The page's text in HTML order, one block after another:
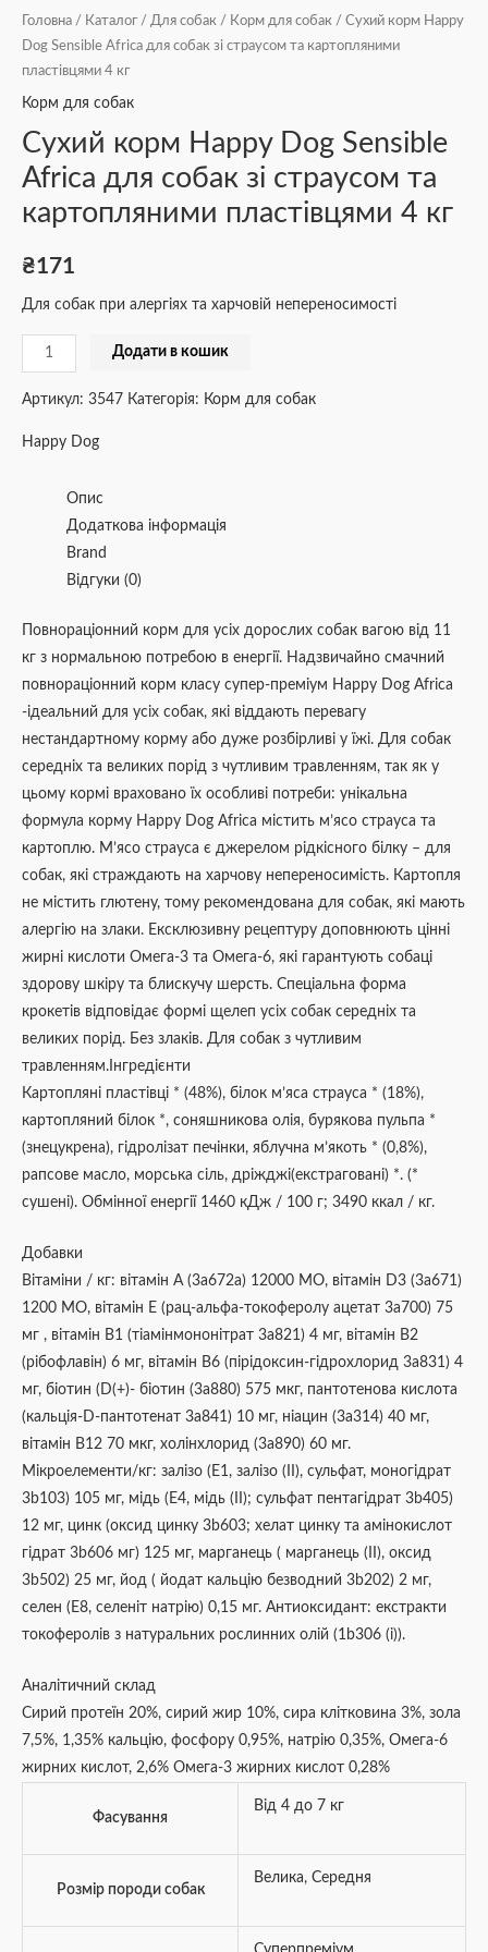
Головна / Каталог / Для собак / Корм для собак / Сухий корм Happy
Dog Sensible Africa для собак зі страусом та картопляними
пластівцями 4 кг
Корм для собак
Сухий корм Happy Dog Sensible
Africa для собак зі страусом та
картопляними пластівцями 4 кг
₴171
Для собак при алергіях та харчовій непереносимості
Додати в кошик
Артикул: 3547 Категорія: Корм для собак
Happy Dog
Опис
Додаткова інформація
Brand
Відгуки (0)
Повнораціонний корм для усіх дорослих собак вагою від 11
кг з нормальною потребою в енергії. Надзвичайно смачний
повнораціонний корм класу супер-преміум Happy Dog Africa
-ідеальний для усіх собак, які віддають перевагу
нестандартному корму або дуже розбірливі у їжі. Для собак
середніх та великих порід з чутливим травленням, так як у
цьому кормі враховано їх особливі потреби: унікальна
формула корму Happy Dog Africa містить м’ясо страуса та
картоплю. М’ясо страуса є джерелом рідкісного білку – для
собак, які страждають на харчову непереносимість. Картопля
не містить глютену, тому рекомендована для собак, які мають
алергію на злаки. Ексклюзивну рецептуру доповнюють цінні
жирні кислоти Омега-3 та Омега-6, які гарантують собаці
здорову шкіру та блискучу шерсть. Спеціальна форма
крокетів відповідає формі щелеп усіх собак середніх та
великих порід. Без злаків. Для собак з чутливим
травленням.Інгредієнти
Картопляні пластівці * (48%), білок м’яса страуса * (18%),
картопляний білок *, соняшникова олія, бурякова пульпа *
(знецукрена), гідролізат печінки, яблучна м’якоть * (0,8%),
рапсове масло, морська сіль, дріжджі(екстраговані) *. (*
сушені). Обмінної енергії 1460 кДж / 100 г; 3490 ккал / кг.
Добавки
Вітаміни / кг: вітамін A (3а672а) 12000 МО, вітамін D3 (3а671)
1200 МО, вітамін E (рац-альфа-токоферолу ацетат 3a700) 75
мг , вітамін B1 (тіамінмононітрат 3a821) 4 мг, вітамін B2
(рібофлавін) 6 мг, вітамін B6 (пірідоксин-гідрохлорид 3a831) 4
мг, біотин (D(+)- біотин (3a880) 575 мкг, пантотенова кислота
(кальція-D-пантотенат 3а841) 10 мг, ніацин (3a314) 40 мг,
вітамін B12 70 мкг, холінхлорид (3а890) 60 мг.
Мікроелементи/кг: залізо (Е1, залізо (II), сульфат, моногідрат
3b103) 105 мг, мідь (Е4, мідь (II); сульфат пентагідрат 3b405)
12 мг, цинк (оксид цинку 3b603; хелат цинку та амінокислот
гідрат 3b606 мг) 125 мг, марганець ( марганець (II), оксид
3b502) 25 мг, йод ( йодат кальцію безводний 3b202) 2 мг,
селен (Е8, селеніт натрію) 0,15 мг. Антиоксидант: екстракти
токоферолів з натуральних рослинних олій (1b306 (i)).
Аналітичний склад
Сирий протеїн 20%, сирий жир 10%, сира клітковина 3%, зола
7,5%, 1,35% кальцію, фосфору 0,95%, натрію 0,35%, Омега-6
жирних кислот, 2,6% Омега-3 жирних кислот 0,28%
Фасування
Від 4 до 7 кг
Розмір породи собак
Велика, Середня